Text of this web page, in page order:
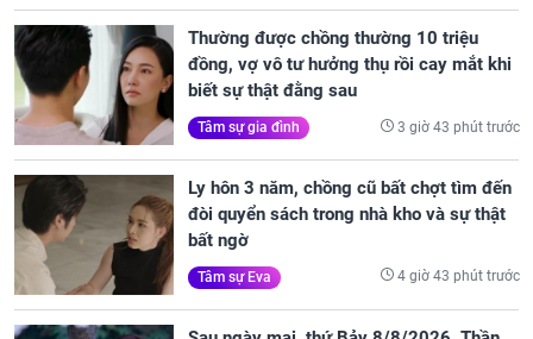
Thường được chồng thường 10 triệu
đồng, vợ vô tư hưởng thụ rồi cay mắt khi
biết sự thật đằng sau
Tâm sự gia đình 3 giờ 43 phút trước
Ly hôn 3 năm, chồng cũ bất chợt tìm đến
đòi quyển sách trong nhà kho và sự thật
bất ngờ
Tâm sự Eva 4 giờ 43 phút trước